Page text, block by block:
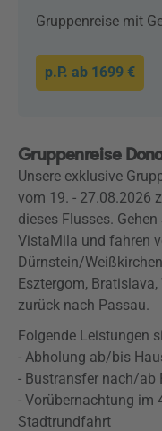
Gruppenreise mit
p.P. ab 1699 €
Gruppenreise
Unsere exklusive
vom 19. - 27.08.2026
dieses Flusses.
VistaMila und fahren
Dürnstein/
Esztergom,
zurück nach Passau.
Folgende Leistungen
- Abholung ab/bis
- Bustransfer nach/ab
- Vorübernachtung im
Stadtrundfahrt